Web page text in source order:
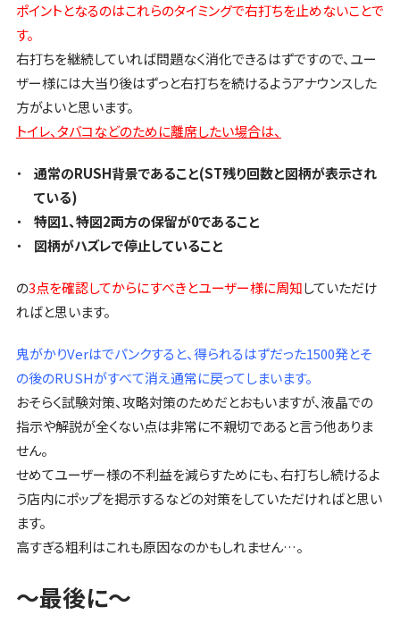
ポイントとなるのはこれらのタイミングで右打ちを止めないことで
す。
右打ちを継続していれば問題なく消化できるはずですので、ユー
ザー様には大当り後はずっと右打ちを続けるようアナウンスした
方がよいと思います。
トイレ、タバコなどのために離席したい場合は、
通常のRUSH背景であること(ST残り回数と図柄が表示され
ている)
特図1、特図2両方の保留が0であること
図柄がハズレで停止していること
の3点を確認してからにすべきとユーザー様に周知していただけ
ればと思います。
鬼がかりVerはでパンクすると、得られるはずだった1500発とそ
の後のRUSHがすべて消え通常に戻ってしまいます。
おそらく試験対策、攻略対策のためだとおもいますが、液晶での
指示や解説が全くない点は非常に不親切であると言う他ありま
せん。
せめてユーザー様の不利益を減らすためにも、右打ちし続けるよ
う店内にポップを掲示するなどの対策をしていただければと思い
ます。
高すぎる粗利はこれも原因なのかもしれません…。
～最後に～